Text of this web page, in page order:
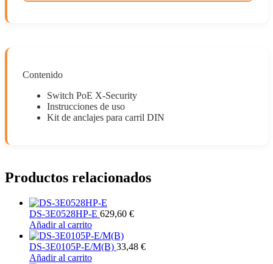
Contenido
Switch PoE X-Security
Instrucciones de uso
Kit de anclajes para carril DIN
Productos relacionados
DS-3E0528HP-E 629,60 €
Añadir al carrito
DS-3E0105P-E/M(B) 33,48 €
Añadir al carrito